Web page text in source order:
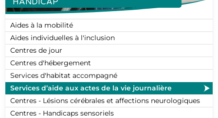
HANDICAP
Aides à la mobilité
Aides individuelles à l'inclusion
Centres de jour
Centres d'hébergement
Services d'habitat accompagné
Services d’aide aux actes de la vie journalière
Centres - Lésions cérébrales et affections neurologiques
Centres - Handicaps sensoriels